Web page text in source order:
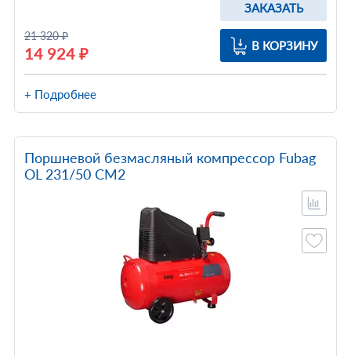
21 320 ₽
14 924 ₽
ЗАКАЗАТЬ
В КОРЗИНУ
+ Подробнее
Поршневой безмасляный компрессор Fubag
OL 231/50 CM2